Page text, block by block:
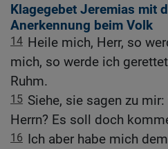
Klagegebet Jeremias mit
Anerkennung beim Volk
14 Heile mich, Herr, so
mich, so werde ich
Ruhm.
15 Siehe, sie sagen zu
Herrn? Es soll doch
16 Ich aber habe mich